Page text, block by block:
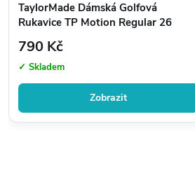
TaylorMade Dámská Golfová
Rukavice TP Motion Regular 26
790 Kč
✓ Skladem
Zobrazit